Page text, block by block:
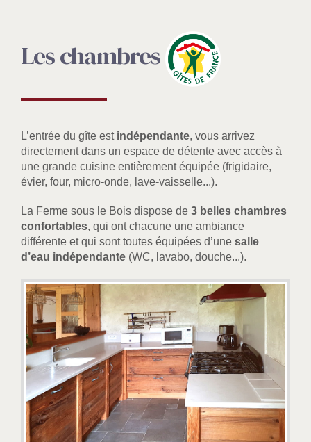
Les chambres
L’entrée du gîte est indépendante, vous arrivez
directement dans un espace de détente avec accès à
une grande cuisine entièrement équipée (frigidaire,
évier, four, micro-onde, lave-vaisselle...).
La Ferme sous le Bois dispose de 3 belles chambres
confortables, qui ont chacune une ambiance
différente et qui sont toutes équipées d’une salle
d’eau indépendante (WC, lavabo, douche...).